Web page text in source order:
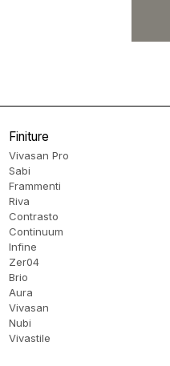
Finiture
Vivasan Pro
Sabi
Frammenti
Riva
Contrasto
Continuum
Infine
Zer04
Brio
Aura
Vivasan
Nubi
Vivastile